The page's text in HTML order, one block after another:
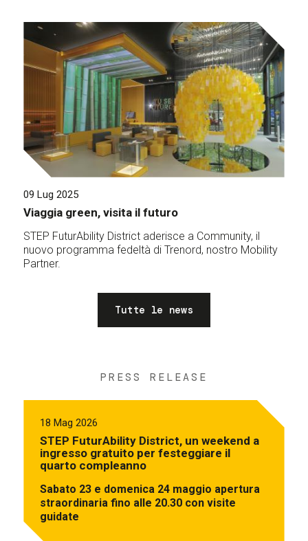
09 Lug 2025
Viaggia green, visita il futuro
STEP FuturAbility District aderisce a Community, il
nuovo programma fedeltà di Trenord, nostro Mobility
Partner.
Tutte le news
PRESS RELEASE
18 Mag 2026
STEP FuturAbility District, un weekend a
ingresso gratuito per festeggiare il
quarto compleanno
Sabato 23 e domenica 24 maggio apertura
straordinaria fino alle 20.30 con visite
guidate